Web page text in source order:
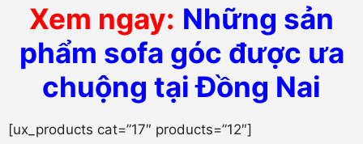
Xem ngay: Những sản
phẩm sofa góc được ưa
chuộng tại Đồng Nai
[ux_products cat=”17″ products=”12″]